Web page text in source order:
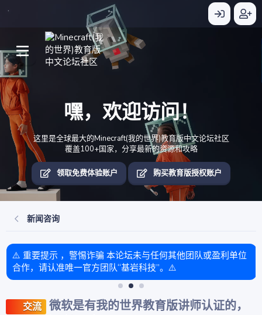
嘿，欢迎访问！
这里是全球最大的Minecraft(我的世界)教育版中文论坛社区
覆盖100+国家，分享最新的资源和攻略
领取免费体验账户 购买教育版授权账户
新闻咨询
⚠️ 重要提示 ，警惕诈骗 本论坛未与任何其他团队或盈利单位
合作，请认准唯一官方团队“基岩科技”。⚠️
交流 微软是有我的世界教育版讲师认证的，